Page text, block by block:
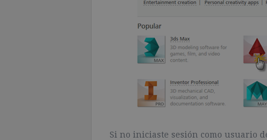
Si no iniciaste sesión como usuario